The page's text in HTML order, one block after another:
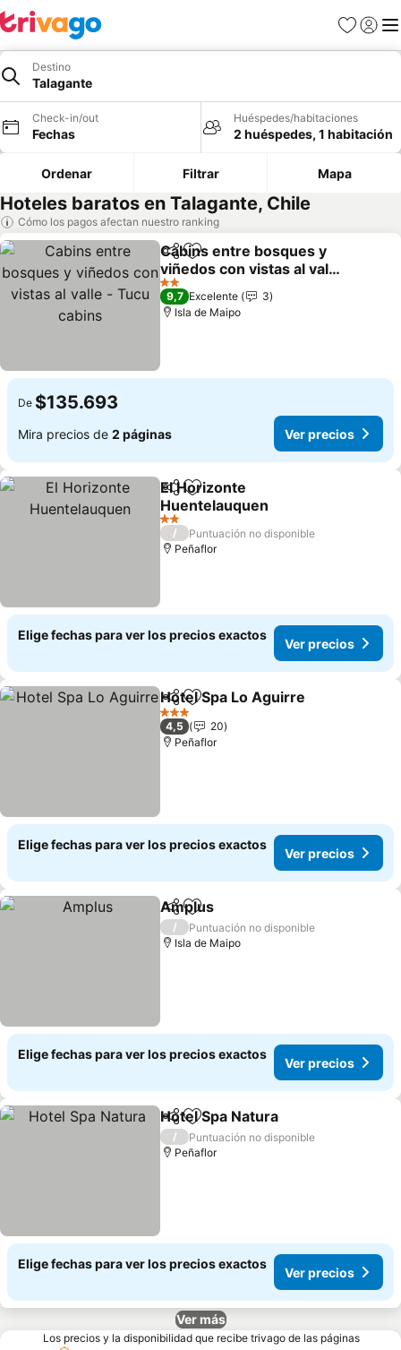
Favoritos
Iniciar
Destino
Talagante
Check-in/out
Fechas
Huéspedes/habitaciones
2 huéspedes, 1 habitación
Ordenar Filtrar Mapa
Hoteles baratos en Talagante, Chile
Cómo los pagos afectan nuestro ranking
CompartirAgregar a favoritos
Cabins entre bosques y
viñedos con vistas al valle
- Tucu cabins
2 Estrellas
9,7 Excelente
3
Isla de Maipo
De $135.693
Mira precios de 2 páginas Ver precios
CompartirAgregar a favoritos
El Horizonte
Huentelauquen
2 Estrellas
/
Puntuación no disponible
Peñaflor
Elige fechas para ver los precios exactos
Ver precios
CompartirAgregar a favoritos
Hotel Spa Lo Aguirre
3 Estrellas
4,5
20
Peñaflor
Elige fechas para ver los precios exactos
Ver precios
CompartirAgregar a favoritos
Amplus
/
Puntuación no disponible
Isla de Maipo
Elige fechas para ver los precios exactos
Ver precios
CompartirAgregar a favoritos
Hotel Spa Natura
/
Puntuación no disponible
Peñaflor
Elige fechas para ver los precios exactos
Ver precios
Ver más
Los precios y la disponibilidad que recibe trivago de las páginas